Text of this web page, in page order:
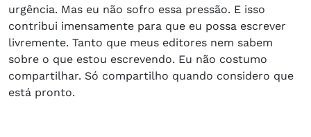
urgência. Mas eu não sofro essa pressão. E isso
contribui imensamente para que eu possa escrever
livremente. Tanto que meus editores nem sabem
sobre o que estou escrevendo. Eu não costumo
compartilhar. Só compartilho quando considero que
está pronto.